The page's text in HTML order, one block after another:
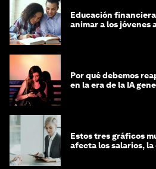
Educación
animar a los jóvenes
Por qué debemos
en la era de la IA
Estos tres gráficos
afecta los salarios,